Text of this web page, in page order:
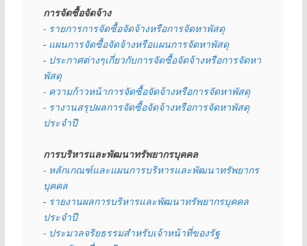
การจัดซื้อจัดจ้าง
- รายการการจัดซื้อจัดจ้างหรือการจัดหาพัสดุ
- แผนการจัดซื้อจัดจ้างหรือแผนการจัดหาพัสดุ
- ประกาศต่างๆเกี่ยวกับการจัดซื้อจัดจ้างหรือการจัดหา
พัสดุ
- ความก้าวหน้าการจัดซื้อจัดจ้างหรือการจัดหาพัสดุ
- รางานสรุปผลการจัดซื้อจัดจ้างหรือการจัดหาพัสดุ
ประจำปี
การบริหารและพัฒนาทรัพยากรบุคคล
- หลักเกณฑ์และแผนการบริหารและพัฒนาทรัพยากร
บุคคล
- รายงานผลการบริหารและพัฒนาทรัพยากรบุคคล
ประจำปี
- ประมวลจริยธรรมสำหรับเจ้าหน้าที่ของรัฐ